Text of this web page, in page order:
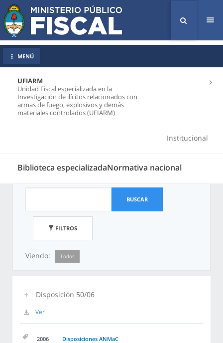
UFIARM
Unidad Fiscal especializada en la
Investigación de ilícitos relacionados con
armas de fuego, explosivos y demás
materiales controlados (UFIARM)
Institucional
Biblioteca especializadaNormativa nacional
MENÚ
BUSCAR
FILTROS
Viendo: Todos
Disposición 50/06
Ver
2006 Disposiciones ANMaC